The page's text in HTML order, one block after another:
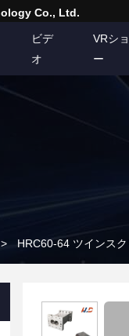
Co., Ltd.
ビデ
オ
VRショ
ー
> HRC60-64 ツインス